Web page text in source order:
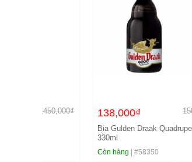
138,000₫
150,000₫
Bia Gulden Draak Quadrupel
| #58350